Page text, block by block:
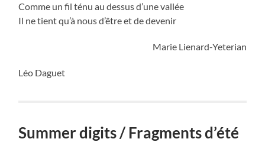
Comme un fil ténu au dessus d’une vallée
Il ne tient qu’à nous d’être et de devenir
Marie Lienard-Yeterian
Léo Daguet
Summer digits / Fragments d’été